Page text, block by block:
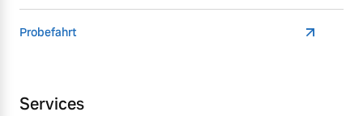
Probefahrt
Services